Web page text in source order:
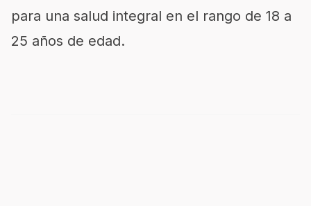
para una salud integral en el rango de 18 a
25 años de edad.